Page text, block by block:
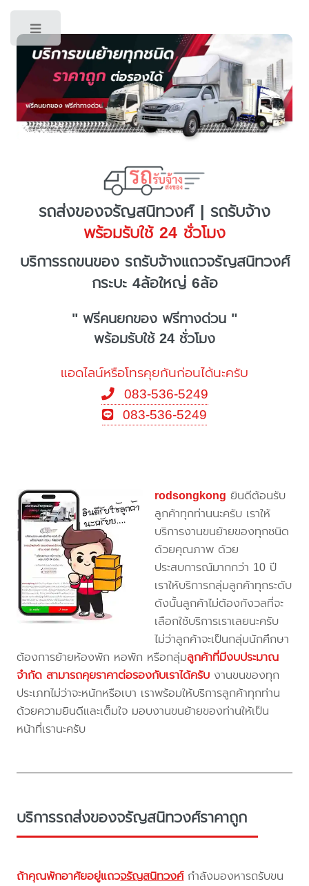
รถส่งของจรัญสนิทวงศ์ | รถรับจ้าง
พร้อมรับใช้ 24 ชั่วโมง
บริการรถขนของ รถรับจ้างแถวจรัญสนิทวงศ์
กระบะ 4ล้อใหญ่ 6ล้อ
" ฟรีคนยกของ ฟรีทางด่วน "
พร้อมรับใช้ 24 ชั่วโมง
แอดไลน์หรือโทรคุยกันก่อนได้นะครับ
083-536-5249
083-536-5249
rodsongkong ยินดีต้อนรับ
ลูกค้าทุกท่านนะครับ เราให้
บริการงานขนย้ายของทุกชนิด
ด้วยคุณภาพ ด้วย
ประสบการณ์มากกว่า 10 ปี
เราให้บริการกลุ่มลูกค้าทุกระดับ
ดังนั้นลูกค้าไม่ต้องกังวลที่จะ
เลือกใช้บริการเราเลยนะครับ
ไม่ว่าลูกค้าจะเป็นกลุ่มนักศึกษา
ต้องการย้ายห้องพัก หอพัก หรือกลุ่มลูกค้าที่มีงบประมาณ
จำกัด สามารถคุยราคาต่อรองกับเราได้ครับ งานขนของทุก
ประเภทไม่ว่าจะหนักหรือเบา เราพร้อมให้บริการลูกค้าทุกท่าน
ด้วยความยินดีและเต็มใจ มอบงานขนย้ายของท่านให้เป็น
หน้าที่เรานะครับ
บริการรถส่งของจรัญสนิทวงศ์ราคาถูก
ถ้าคุณพักอาศัยอยู่แถวจรัญสนิทวงศ์กำลังมองหารถรับขน
Toggle